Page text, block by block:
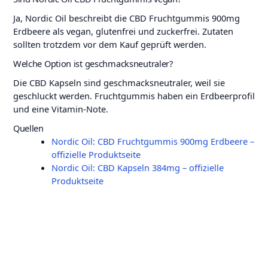
Ja, Nordic Oil beschreibt die CBD Fruchtgummis 900mg
Erdbeere als vegan, glutenfrei und zuckerfrei. Zutaten
sollten trotzdem vor dem Kauf geprüft werden.
Welche Option ist geschmacksneutraler?
Die CBD Kapseln sind geschmacksneutraler, weil sie
geschluckt werden. Fruchtgummis haben ein Erdbeerprofil
und eine Vitamin-Note.
Quellen
Nordic Oil: CBD Fruchtgummis 900mg Erdbeere –
offizielle Produktseite
Nordic Oil: CBD Kapseln 384mg – offizielle
Produktseite